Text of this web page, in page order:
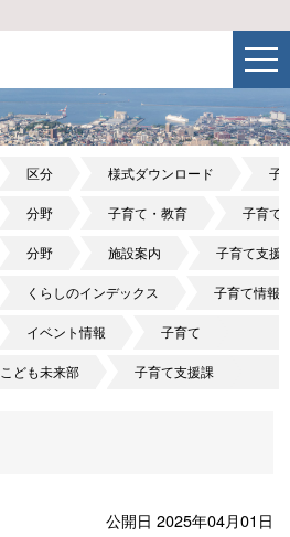
区分 様式ダウンロード 子
分野 子育て・教育 子育て
分野 施設案内 子育て支援
くらしのインデックス 子育て情報
イベント情報 子育て
こども未来部 子育て支援課
公開日 2025年04月01日